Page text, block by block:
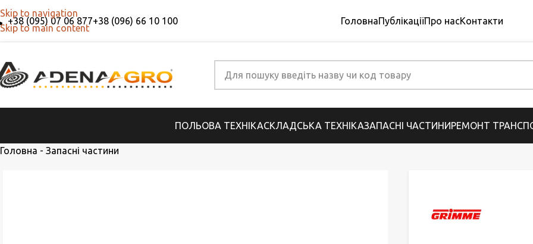
Skip to navigation
Skip to main content
+38 (095) 07 06 877+38 (096) 66 10 100 ГоловнаПублікаціїПро насКонтакти
ПОЛЬОВА ТЕХНІКАСКЛАДСЬКА ТЕХНІКАЗАПАСНІ ЧАСТИНИРЕМОНТ
Головна - Запасні частини